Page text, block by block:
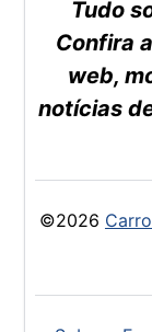
Tudo
Confira
web,
notícias
©2026